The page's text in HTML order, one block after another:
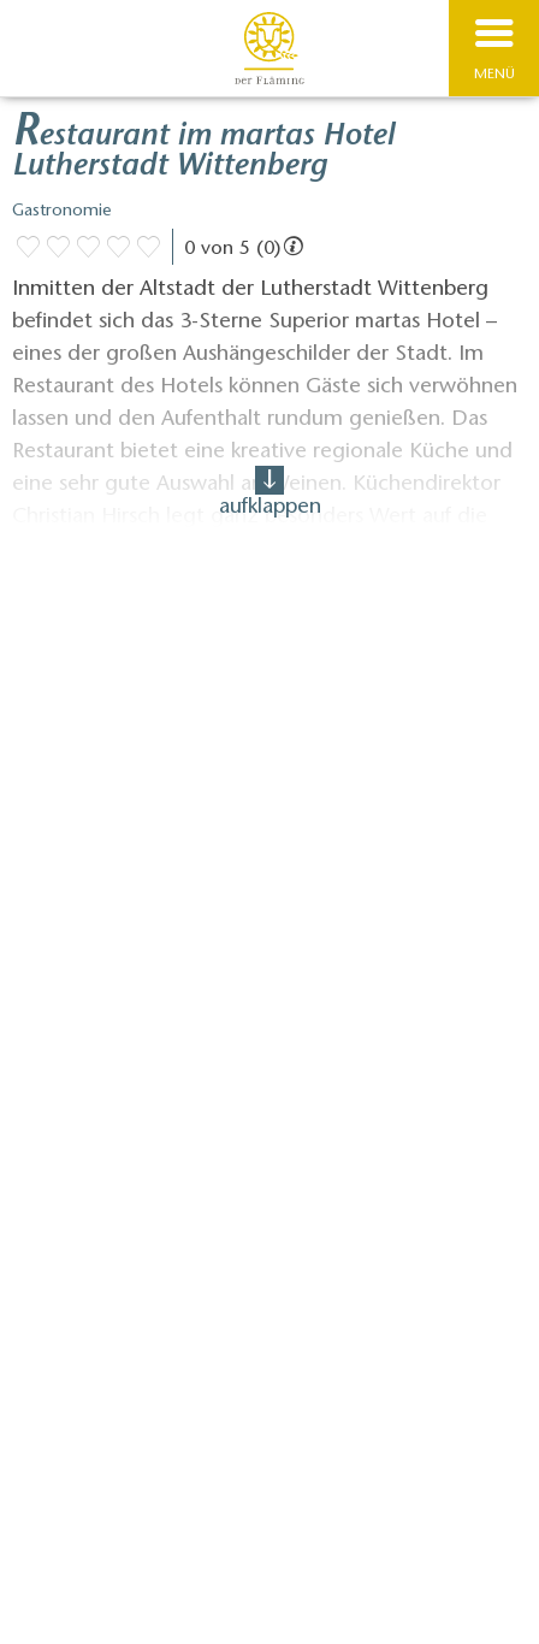
MENÜ
Restaurant im martas Hotel
Lutherstadt Wittenberg
Gastronomie
0 von 5 (0)
Inmitten der Altstadt der Lutherstadt Wittenberg
befindet sich das 3-Sterne Superior martas Hotel –
eines der großen Aushängeschilder der Stadt. Im
Restaurant des Hotels können Gäste sich verwöhnen
lassen und den Aufenthalt rundum genießen. Das
Restaurant bietet eine kreative regionale Küche und
eine sehr gute Auswahl an Weinen. Küchendirektor
Christian Hirsch legt ganz besonders Wert auf die
aufklappen